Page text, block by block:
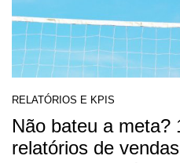
RELATÓRIOS E KPIS
Não bateu a meta?
relatórios de